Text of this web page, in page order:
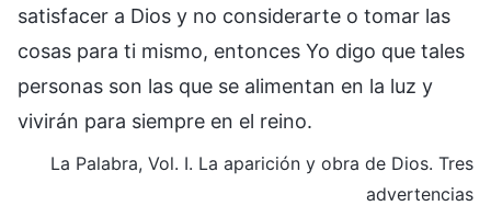
satisfacer a Dios y no considerarte o tomar las
cosas para ti mismo, entonces Yo digo que tales
personas son las que se alimentan en la luz y
vivirán para siempre en el reino.
La Palabra, Vol. I. La aparición y obra de Dios. Tres
advertencias